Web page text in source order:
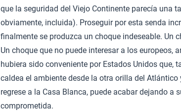
que la seguridad del Viejo Continente parecía una
obviamente, incluida). Proseguir por esta senda
finalmente se produzca un choque indeseable. Un
Un choque que no puede interesar a los europeos,
hubiera sido conveniente por Estados Unidos que,
caldea el ambiente desde la otra orilla del
regrese a la Casa Blanca, puede acabar dejando
comprometida.